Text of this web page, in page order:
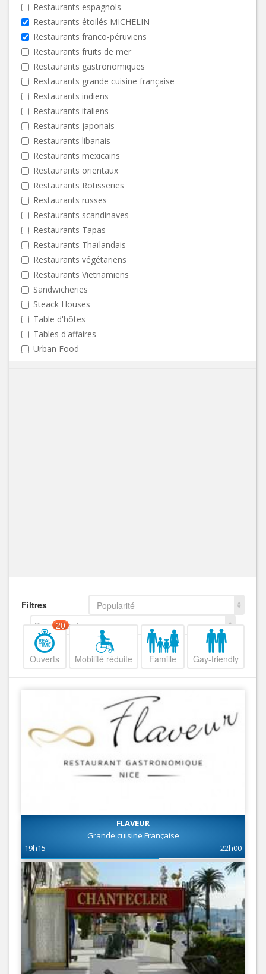
Restaurants espagnols
Restaurants étoilés MICHELIN
Restaurants franco-péruviens
Restaurants fruits de mer
Restaurants gastronomiques
Restaurants grande cuisine française
Restaurants indiens
Restaurants italiens
Restaurants japonais
Restaurants libanais
Restaurants mexicains
Restaurants orientaux
Restaurants Rotisseries
Restaurants russes
Restaurants scandinaves
Restaurants Tapas
Restaurants Thaïlandais
Restaurants végétariens
Restaurants Vietnamiens
Sandwicheries
Steack Houses
Table d'hôtes
Tables d'affaires
Urban Food
Filtres
Popularité
Decroissant
Ouverts
20
Mobilité réduite Famille Gay-friendly
FLAVEUR
Grande cuisine Française
19h15
22h00